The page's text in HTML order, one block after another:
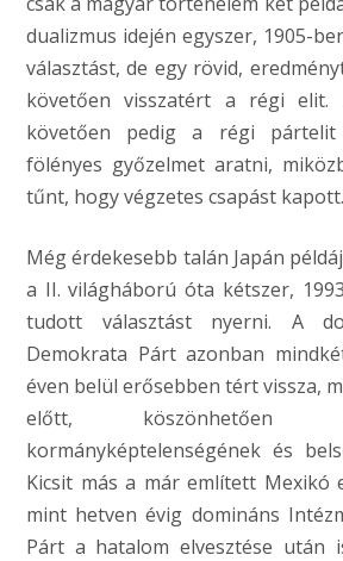
dualizmus idején egyszer, 1905-
választást, de egy rövid,
követően visszatért a régi elit.
követően pedig a régi pártelit
fölényes győzelmet aratni,
tűnt, hogy végzetes csapást kapott.
Még érdekesebb talán Japán
a II. világháború óta kétszer,
tudott választást nyerni. A
Demokrata Párt azonban
éven belül erősebben tért vissza,
előtt, köszönhetően
kormányképtelenségének és
Kicsit más a már említett Mexikó
mint hetven évig domináns
Párt a hatalom elvesztése után